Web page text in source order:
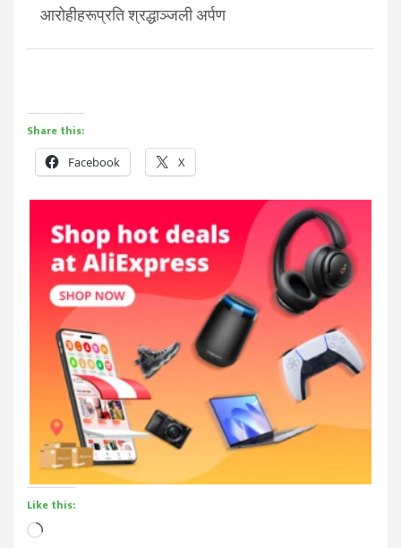
आरोहीहरूप्रति श्रद्धाञ्जली अर्पण
Share this:
Facebook X
Like this:
Loading…